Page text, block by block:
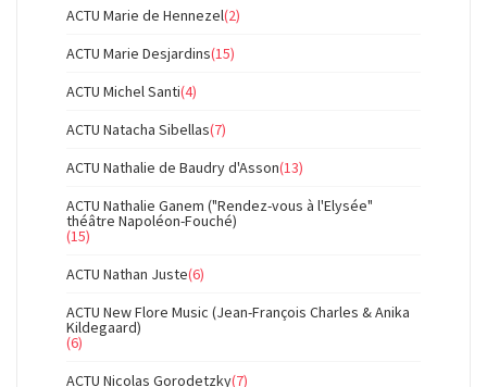
ACTU Marie de Hennezel(2)
ACTU Marie Desjardins(15)
ACTU Michel Santi(4)
ACTU Natacha Sibellas(7)
ACTU Nathalie de Baudry d'Asson(13)
ACTU Nathalie Ganem ("Rendez-vous à l'Elysée"
théâtre Napoléon-Fouché)
(15)
ACTU Nathan Juste(6)
ACTU New Flore Music (Jean-François Charles & Anika
Kildegaard)
(6)
ACTU Nicolas Gorodetzky(7)